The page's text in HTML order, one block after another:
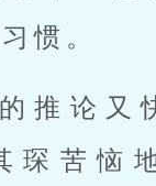
惯。
推论又
琛苦恼